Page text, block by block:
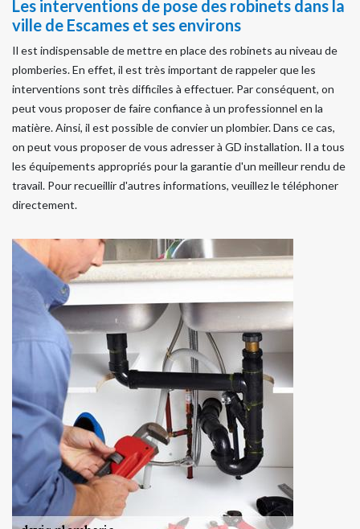
Les interventions de pose des robinets dans la
ville de Escames et ses environs
Il est indispensable de mettre en place des robinets au niveau de
plomberies. En effet, il est très important de rappeler que les
interventions sont très difficiles à effectuer. Par conséquent, on
peut vous proposer de faire confiance à un professionnel en la
matière. Ainsi, il est possible de convier un plombier. Dans ce cas,
on peut vous proposer de vous adresser à GD installation. Il a tous
les équipements appropriés pour la garantie d'un meilleur rendu de
travail. Pour recueillir d'autres informations, veuillez le téléphoner
directement.